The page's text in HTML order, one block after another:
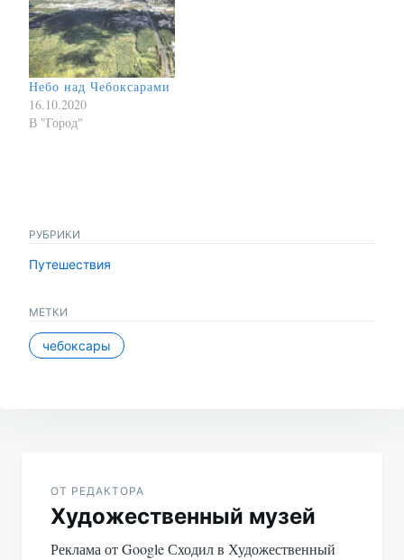
Небо над Чебоксарами
16.10.2020
В "Город"
РУБРИКИ
Путешествия
МЕТКИ
чебоксары
записям
ОТ РЕДАКТОРА
Художественный музей
Реклама от Google Сходил в Художественный